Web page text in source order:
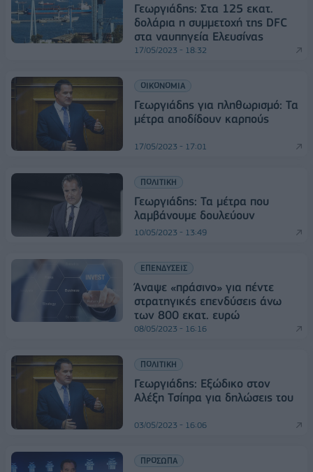
Γεωργιάδης: Στα 125 εκατ.
δολάρια η συμμετοχή της DFC
στα ναυπηγεία Ελευσίνας
17/05/2023 - 18:32
ΟΙΚΟΝΟΜΙΑ
Γεωργιάδης για πληθωρισμό: Τα
μέτρα αποδίδουν καρπούς
17/05/2023 - 17:01
ΠΟΛΙΤΙΚΗ
Γεωργιάδης: Τα μέτρα που
λαμβάνουμε δουλεύουν
10/05/2023 - 13:49
ΕΠΕΝΔΥΣΕΙΣ
Άναψε «πράσινο» για πέντε
στρατηγικές επενδύσεις άνω
των 800 εκατ. ευρώ
08/05/2023 - 16:16
ΠΟΛΙΤΙΚΗ
Γεωργιάδης: Εξώδικο στον
Αλέξη Τσίπρα για δηλώσεις του
03/05/2023 - 16:06
ΠΡΟΣΩΠΑ